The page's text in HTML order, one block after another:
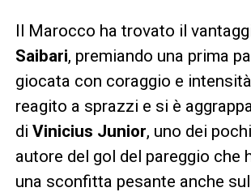
Il Marocco ha trovato il
Saibari, premiando una prima
giocata con coraggio e
reagito a sprazzi e si è
di Vinicius Junior, uno dei
autore del gol del pareggio che
una sconfitta pesante anche